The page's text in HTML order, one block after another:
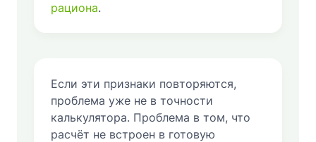
рациона.
Если эти признаки повторяются,
проблема уже не в точности
калькулятора. Проблема в том, что
расчёт не встроен в готовую